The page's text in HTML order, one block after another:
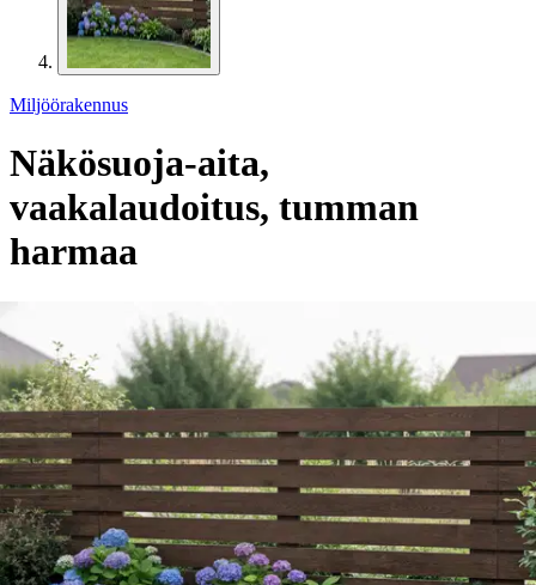
Miljöörakennus
Näkösuoja-aita,
vaakalaudoitus, tumman
harmaa
Asiakasomistajahinta
Hinta ilman S-Etukorttia: 59,90 €
Verkkokaupan hinta
Valitse toimitustapa
Nouto myymälästä
Ilmainen
Siirry valitsemaan myymälä